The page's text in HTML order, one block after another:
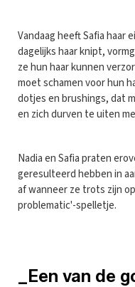
Vandaag heeft Safia haar
dagelijks haar knipt,
ze hun haar kunnen
moet schamen voor hun
dotjes en brushings, dat
en zich durven te uiten
Nadia en Safia praten
geresulteerd hebben in
af wanneer ze trots zijn
problematic'-spelletje.
_Een van de